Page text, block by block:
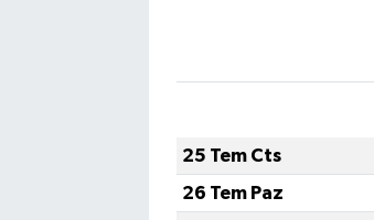
25 Tem Cts
26 Tem Paz